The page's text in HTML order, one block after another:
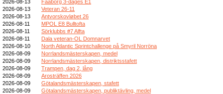
2026-08-13
Faaborg 3-dages E1
2026-08-13
Veteran 26-11
2026-08-13
Antvorskovløbet 26
2026-08-11
MPOL E8 Bulltofta
2026-08-11
Sörklubbs #7 Alfta
2026-08-11
Dala veteran-OL Domnarvet
2026-08-10
North Atlantic Sprintchallenge på Smyril Norröna
2026-08-09
Norrlandsmästerskapen, medel
2026-08-09
Norrlandsmästerskapen, distriktsstafett
2026-08-09
Trampen, dag 2, lång
2026-08-09
Arosträffen 2026
2026-08-09
Götalandsmästerskapen, stafett
2026-08-09
Götalandsmästerskapen, publiktävling, medel